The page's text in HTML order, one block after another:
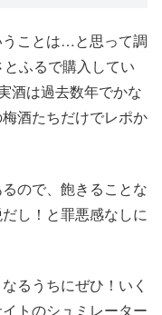
うことは…と思って調
ふるで購入してい
酒は過去数年でかな
酒たちだけでレポか
ので、飽きることな
し！と罪悪感なしに
るうちにぜひ！いく
トのシュミレーター